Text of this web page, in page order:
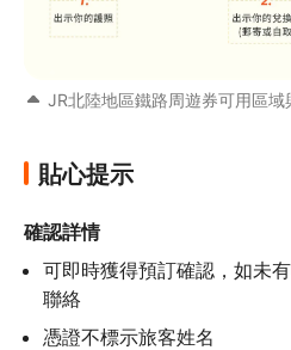
JR北陸地區鐵路周遊券可用區域
貼心提示
確認詳情
可即時獲得預訂確認，如未
聯絡
憑證不標示旅客姓名